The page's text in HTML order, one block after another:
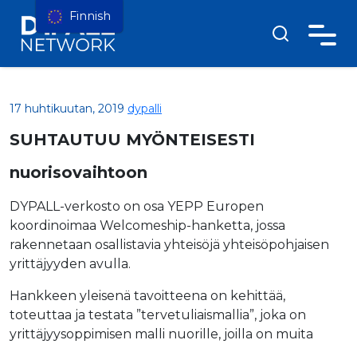
17 huhtikuutan, 2019 dypalli
SUHTAUTUU MYÖNTEISESTI
nuorisovaihtoon
DYPALL-verkosto on osa YEPP Europen
koordinoimaa Welcomeship-hanketta, jossa
rakennetaan osallistavia yhteisöjä yhteisöpohjaisen
yrittäjyyden avulla.
Hankkeen yleisenä tavoitteena on kehittää,
toteuttaa ja testata ”tervetuliaismallia”, joka on
yrittäjyysoppimisen malli nuorille, joilla on muita
Finnish